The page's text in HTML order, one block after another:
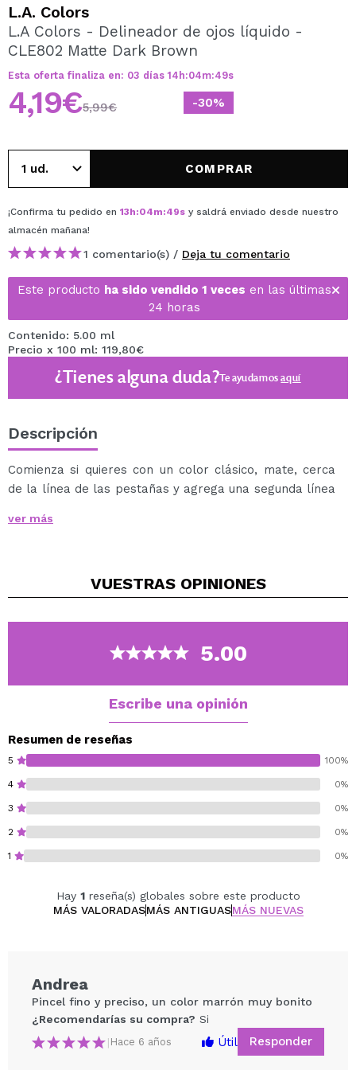
Al crear una cuenta en Maquillalia.com podrás realizar
tus compras rápidamente, revisar el estado de tus
L.A. Colors
L.A Colors - Delineador de ojos líquido -
CLE802 Matte Dark Brown
Esta oferta finaliza en: 03 días 14 h:04m:49s
-30%
4,19€5,99€
COMPRAR
¡Confirma tu pedido en 13h:04m:49s y saldrá enviado desde nuestro
almacén mañana!
1 comentario(s) / Deja tu comentario
Este producto ha sido vendido 1 veces en las últimas
24 horas
Contenido: 5.00 ml
Precio x 100 ml: 119,80€
¿Tienes alguna duda?Te ayudamosaquí
Descripción
Comienza si quieres con un color clásico, mate, cerca
de la línea de las pestañas y agrega una segunda línea
que marca tendencia. Estos eyeliner líquidos tienen un
cromo y holográfico. Confía en nosotros ¡los querrás a
ver más
VUESTRAS OPINIONES
5.00
Escribe una opinión
Resumen de reseñas
5 100%
4 0%
3 0%
2 0%
1 0%
Hay 1reseña(s) globales sobre este producto
MÁS VALORADASMÁS ANTIGUASMÁS NUEVAS
Andrea
Pincel fino y preciso, un color marrón muy bonito
¿Recomendarías su compra? Si
| Hace 6 años Útil Responder